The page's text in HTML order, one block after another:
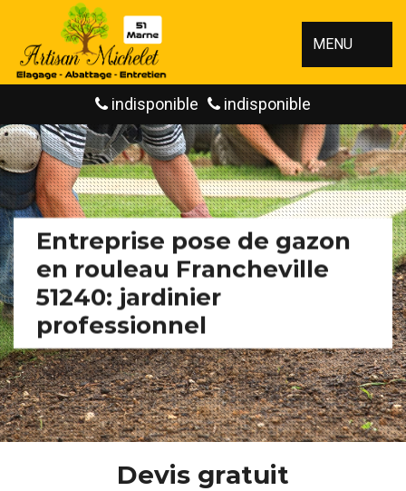
MENU
indisponible indisponible
Entreprise pose de gazon
en rouleau Francheville
51240: jardinier
professionnel
Devis gratuit